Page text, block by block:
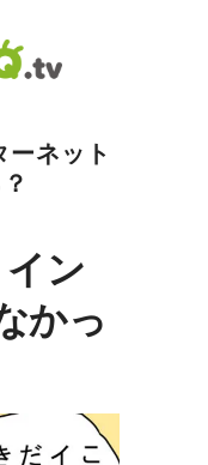
ネット
ン
かっ